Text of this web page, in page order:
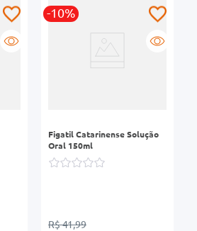
-10%
Figatil Catarinense Solução
Oral 150ml
R$ 41,99